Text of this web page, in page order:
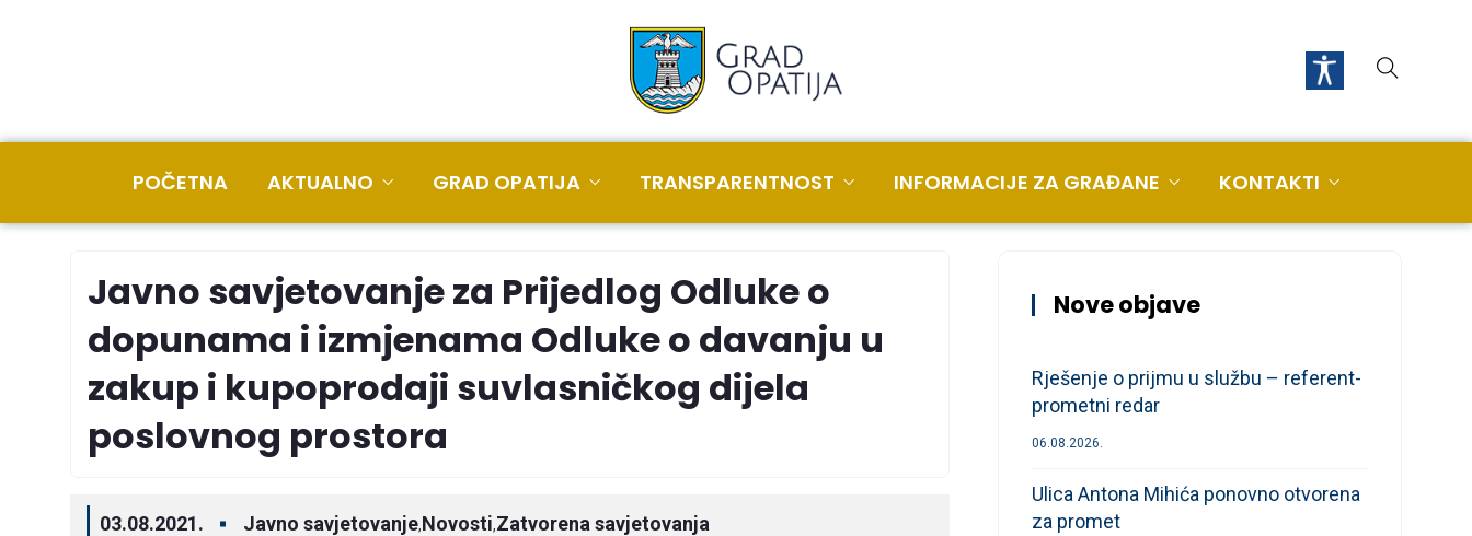
POČETNA AKTUALNO GRAD OPATIJA TRANSPARENTNOST INFORMACIJE ZA GRAĐANE KONTAKTI
Javno savjetovanje za Prijedlog Odluke o
dopunama i izmjenama Odluke o davanju u
zakup i kupoprodaji suvlasničkog dijela
poslovnog prostora
03.08.2021. Javno savjetovanje,Novosti,Zatvorena savjetovanja
Nove objave
Rješenje o prijmu u službu – referent-
prometni redar
06.08.2026.
Ulica Antona Mihića ponovno otvorena
za promet